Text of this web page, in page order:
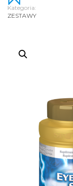
Kategoria:
ZESTAWY